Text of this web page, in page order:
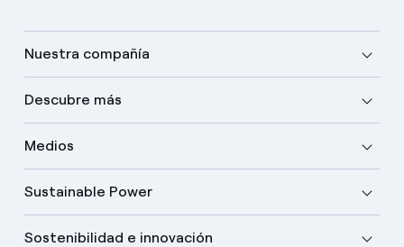
Nuestra compañía
Descubre más
Medios
Sustainable Power
Sostenibilidad e innovación